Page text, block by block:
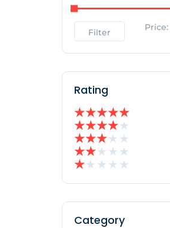
Filter Price:
Rating
★★★★★
★★★★★
★★★★ ★
★★★ ★ ★
★★ ★ ★ ★
Category